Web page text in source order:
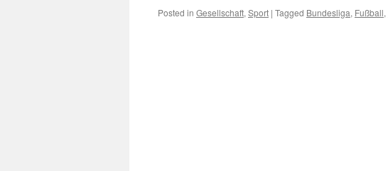
Posted in Gesellschaft, Sport | Tagged Bundesliga, Fußball,